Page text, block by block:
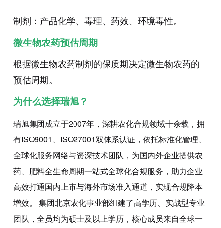
制剂：产品化学、毒理、药效、环境毒性。
微生物农药预估周期
根据微生物农药制剂的保质期决定微生物农药的
预估周期。
为什么选择瑞旭？
瑞旭集团成立于2007年，深耕农化合规领域十余载，拥
有ISO9001、ISO27001双体系认证，依托标准化管理、
全球化服务网络与资深技术团队，为国内外企业提供农
药、肥料全生命周期一站式全球化合规服务，助力企业
高效打通国内上市与海外市场准入通道，实现合规降本
增效。 集团北京农化事业部组建了高学历、实战型专业
团队，全员均为硕士及以上学历，核心成员来自全球一